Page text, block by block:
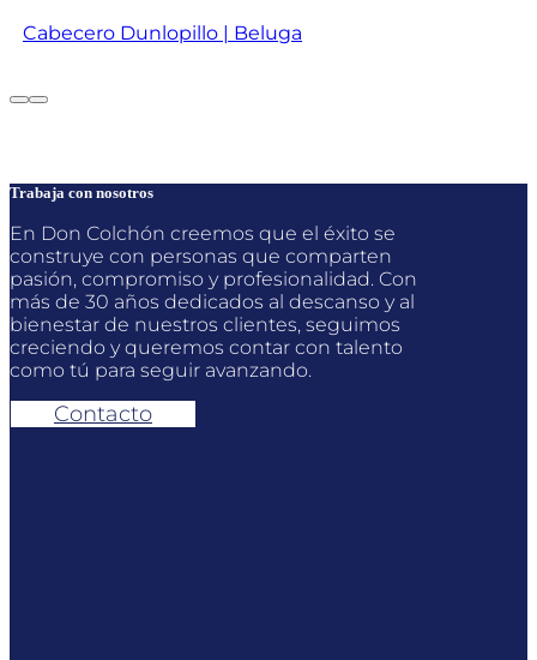
Cabecero Dunlopillo | Beluga
Trabaja con nosotros
En Don Colchón creemos que el éxito se
construye con personas que comparten
pasión, compromiso y profesionalidad. Con
más de 30 años dedicados al descanso y al
bienestar de nuestros clientes, seguimos
creciendo y queremos contar con talento
como tú para seguir avanzando.
Contacto